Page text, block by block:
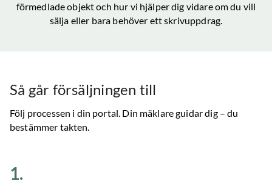
förmedlade objekt och hur vi hjälper dig vidare om du vill
sälja eller bara behöver ett skrivuppdrag.
Så går försäljningen till
Följ processen i din portal. Din mäklare guidar dig – du
bestämmer takten.
1.